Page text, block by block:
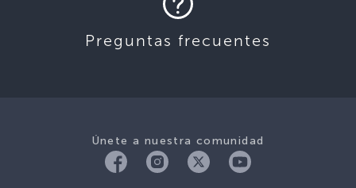
Preguntas frecuentes
Únete a nuestra comunidad